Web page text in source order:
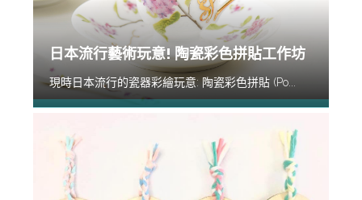
日本流行藝術玩意! 陶瓷彩色拼貼工作坊
現時日本流行的瓷器彩繪玩意: 陶瓷彩色拼貼 (Po...